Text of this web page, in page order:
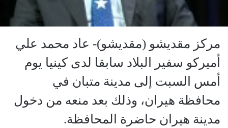
مركز مقديشو (مقديشو)- عاد محمد علي
أميركو سفير البلاد سابقا لدى كينيا يوم
أمس السبت إلى مدينة متبان في
محافظة هيران، وذلك بعد منعه من دخول
مدينة هيران حاضرة المحافظة.